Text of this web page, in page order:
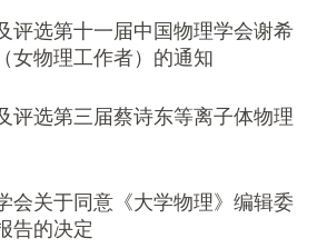
评选第十一届中国物理学会谢希
女物理工作者）的通知
评选第三届蔡诗东等离子体物理
会关于同意《大学物理》编辑委
告的决定